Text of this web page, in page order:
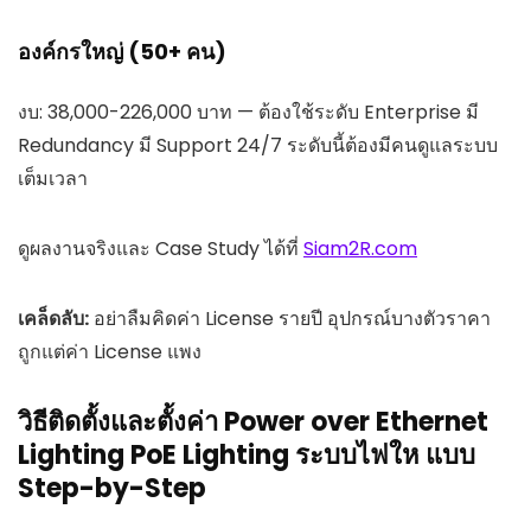
องค์กรใหญ่ (50+ คน)
งบ: 38,000-226,000 บาท — ต้องใช้ระดับ Enterprise มี
Redundancy มี Support 24/7 ระดับนี้ต้องมีคนดูแลระบบ
เต็มเวลา
ดูผลงานจริงและ Case Study ได้ที่ Siam2R.com
เคล็ดลับ: อย่าลืมคิดค่า License รายปี อุปกรณ์บางตัวราคา
ถูกแต่ค่า License แพง
วิธีติดตั้งและตั้งค่า Power over Ethernet
Lighting PoE Lighting ระบบไฟให แบบ
Step-by-Step